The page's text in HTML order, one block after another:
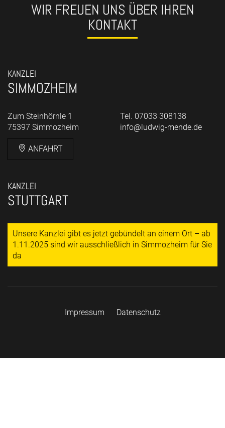
WIR FREUEN UNS ÜBER IHREN
KONTAKT
KANZLEI
SIMMOZHEIM
Zum Steinhörnle 1
75397 Simmozheim
ANFAHRT
Tel. 07033 308138
info@ludwig-mende.de
KANZLEI
STUTTGART
Unsere Kanzlei gibt es jetzt gebündelt an einem Ort – ab
1.11.2025 sind wir ausschließlich in Simmozheim für Sie
da
Impressum Datenschutz